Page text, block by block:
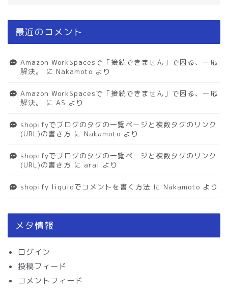
最近のコメント
Amazon WorkSpacesで「接続できません」で困る、一応
解決。
に Nakamoto より
Amazon WorkSpacesで「接続できません」で困る、一応
解決。
に AS より
shopifyでブログのタグの一覧ページと複数タグのリンク
(URL)の書き方 に Nakamoto より
shopifyでブログのタグの一覧ページと複数タグのリンク
(URL)の書き方 に arai より
shopify liquidでコメントを書く方法 に Nakamoto より
メタ情報
ログイン
投稿フィード
コメントフィード